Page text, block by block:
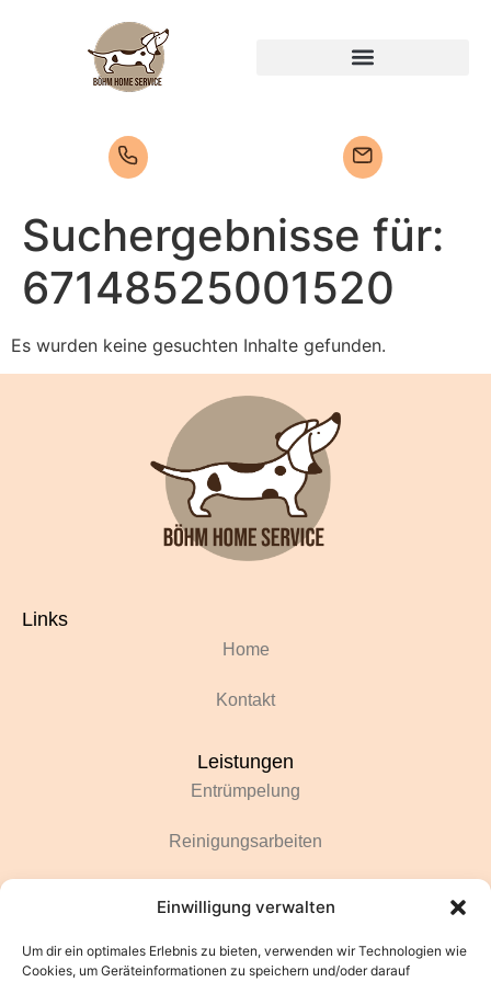
Einwilligung verwalten
Um dir ein optimales Erlebnis zu bieten, verwenden wir Technologien wie
Cookies, um Geräteinformationen zu speichern und/oder darauf
Suchergebnisse für:
67148525001520
Es wurden keine gesuchten Inhalte gefunden.
Links
Home
Kontakt
Leistungen
Entrümpelung
Reinigungsarbeiten
Gartenarbeiten